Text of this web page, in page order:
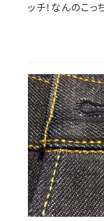
ッチ！なんのこ